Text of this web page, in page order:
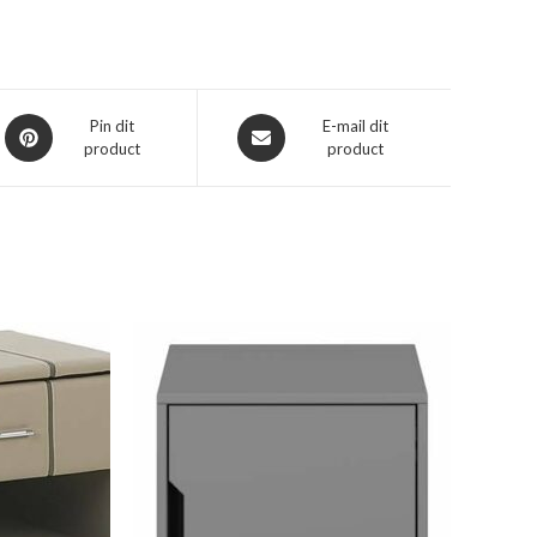
Opent
in
Pin dit
product
Opent
in
E-mail dit
product